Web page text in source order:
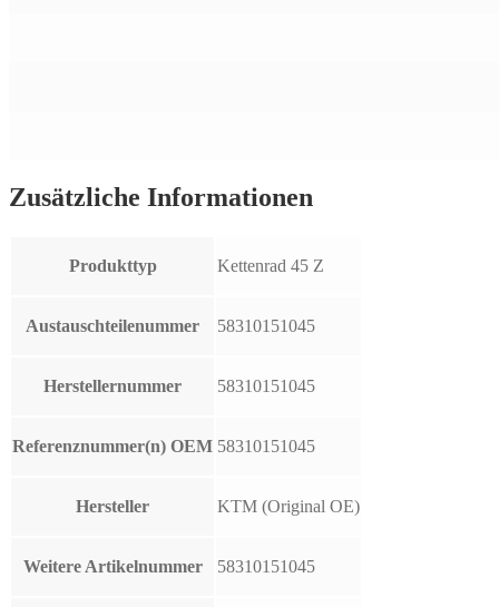
Zusätzliche Informationen
Produkttyp Kettenrad 45 Z
Austauschteilenummer 58310151045
Herstellernummer 58310151045
Referenznummer(n) OEM 58310151045
Hersteller KTM (Original OE)
Weitere Artikelnummer 58310151045